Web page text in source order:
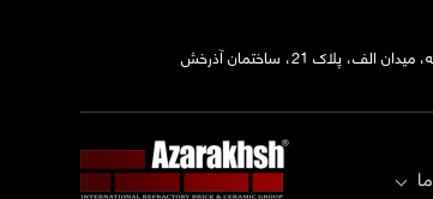
الف، پلاک 21، ساختمان آذرخش